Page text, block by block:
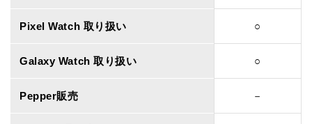
Pixel Watch 取り扱い ○
Galaxy Watch 取り扱い ○
Pepper販売 －